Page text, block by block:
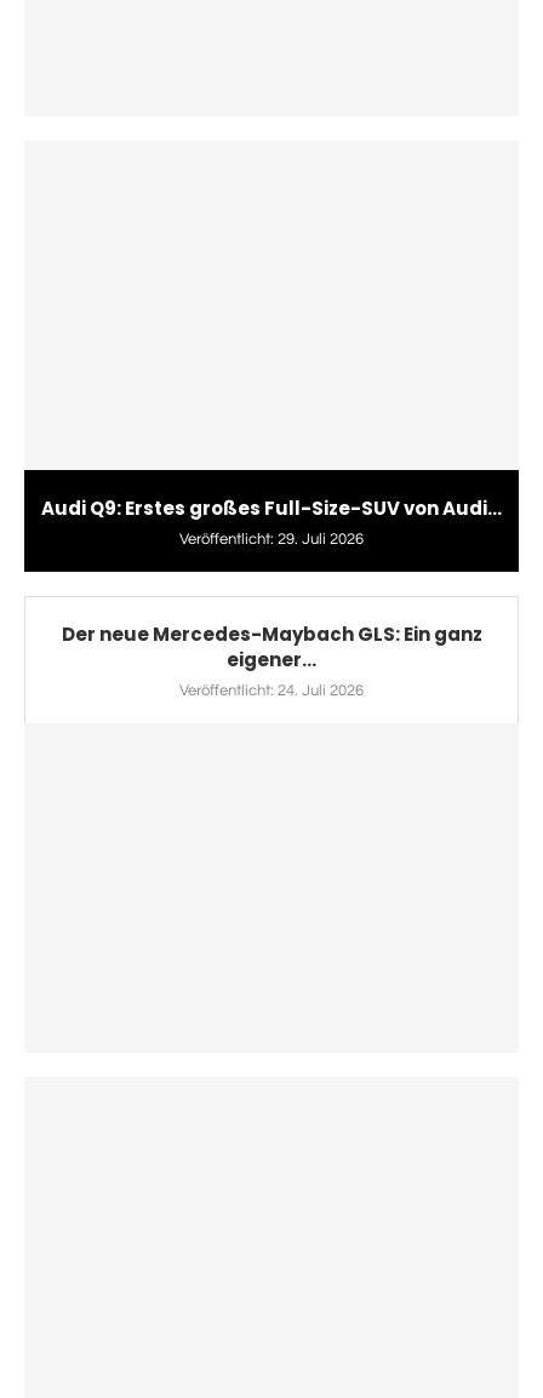
Audi Q9: Erstes großes Full-Size-SUV von Audi...
Veröffentlicht: 29. Juli 2026
Der neue Mercedes-Maybach GLS: Ein ganz
eigener...
Veröffentlicht: 24. Juli 2026